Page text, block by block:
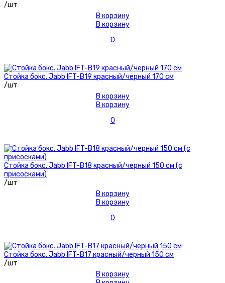
/шт
В корзину
В корзину
0
Стойка бокс. Jabb IFT-B19 красный/черный 170 см
/шт
В корзину
В корзину
0
Стойка бокс. Jabb IFT-B18 красный/черный 150 см (с
присосками)
/шт
В корзину
В корзину
0
Стойка бокс. Jabb IFT-B17 красный/черный 150 см
/шт
В корзину